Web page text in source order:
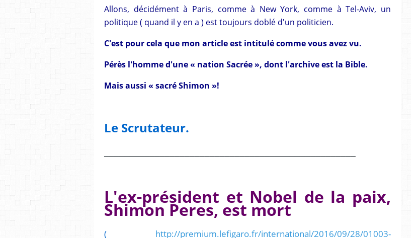
Allons, décidément à Paris, comme à New York, comme à Tel-Aviv, un
politique ( quand il y en a ) est toujours doblé d'un politicien.
C'est pour cela que mon article est intitulé comme vous avez vu.
Pérès l'homme d'une « nation Sacrée », dont l'archive est la Bible.
Mais aussi « sacré Shimon »!
Le Scrutateur.
L'ex-président et Nobel de la paix,
Shimon Peres, est mort
( http://premium.lefigaro.fr/international/2016/09/28/01003-